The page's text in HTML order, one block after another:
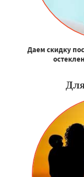
Даем скидку